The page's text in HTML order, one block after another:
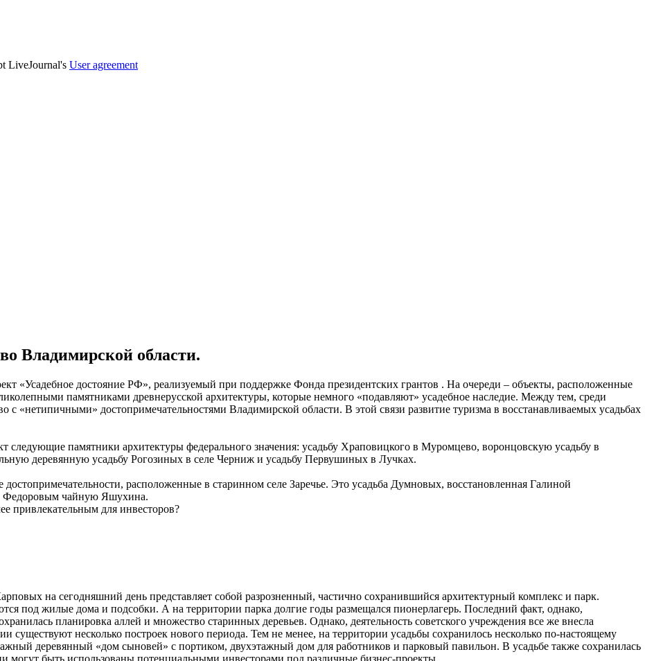
LiveJournal's User agreement
Владимирской области.
«Усадебное достояние РФ», реализуемый при поддержке Фонда президентских грантов . На очереди – объекты, расположенные
памятниками древнерусской архитектуры, которые немного «подавляют» усадебное наследие. Между тем, среди
с «нетипичными» достопримечательностями Владимирской области. В этой связи развитие туризма в восстанавливаемых усадьбах
следующие памятники архитектуры федерального значения: усадьбу Храповицкого в Муромцево, воронцовскую усадьбу в
деревянную усадьбу Рогозиных в селе Черниж и усадьбу Первушиных в Лучках.
расположенные в старинном селе Заречье. Это усадьба Думновых, восстановленная Галиной
Федоровым чайную Яшухина.
привлекательным для инвесторов?
на сегодняшний день представляет собой разрозненный, частично сохранившийся архитектурный комплекс и парк.
под жилые дома и подсобки. А на территории парка долгие годы размещался пионерлагерь. Последний факт, однако,
планировка аллей и множество старинных деревьев. Однако, деятельность советского учреждения все же внесла
существуют несколько построек нового периода. Тем не менее, на территории усадьбы сохранилось несколько по-настоящему
деревянный «дом сыновей» с портиком, двухэтажный дом для работников и парковый павильон. В усадьбе также сохранилась
быть использованы потенциальными инвесторами под различные бизнес-проекты.